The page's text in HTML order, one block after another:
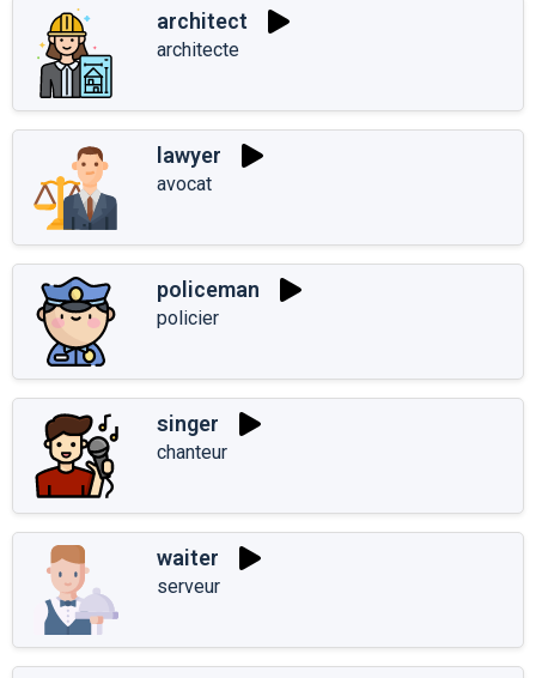
architect
architecte
lawyer
avocat
policeman
policier
singer
chanteur
waiter
serveur